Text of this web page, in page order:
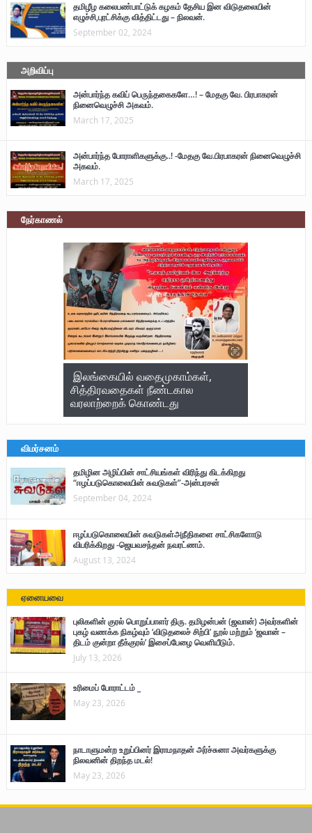
தமிழீழ கலைபண்பாட்டுக் கழகம் தேசிய இன விடுதலையின்
எழுச்சி,புரட்சிக்கு வித்திட்டது – நிலவன்.
September 02, 2024
அறிவிப்பு
அன்பார்ந்த கவிப் பெருந்தகைகளே…! – மேதகு வே. பிரபாகரன்
நினைவெழுச்சி அகவம்.
March 17, 2025
அன்பார்ந்த போராளிகளுக்கு..! -மேதகு வே.பிரபாகரன் நினைவெழுச்சி
அகவம்.
March 17, 2025
நேர்காணல்
இலங்கையில் வதைமுகாம்கள்,
சித்திரவதைகள் நீண்டகால
வரலாற்றைக் கொண்டது
விமர்சனம்
தமிழின அழிப்பின் சாட்சியங்கள் விரிந்து கிடக்கிறது
“ஈழப்படுகொலையின் சுவடுகள்”-அன்பரசன்
September 04, 2024
ஈழப்படுகொலையின் சுவடுகள்அநீதிகளை சாட்சிகளோடு
விபரிக்கிறது -ஜெயவசந்தன் நவரட்ணம்.
August 13, 2024
ஏனையவை
புலிகளின் குரல் பொறுப்பாளர் திரு. தமிழன்பன் (ஜவான்) அவர்களின்
புகழ் வணக்க நிகழ்வும் ‘விடுதலைச் சிற்பி’ நூல் மற்றும் ‘ஜவான் –
திடம் குன்றா தீக்குரல்’ இசைப்பேழை வெளியீடும்.
July 13, 2026
உரிமைப் போராட்டம் _
May 23, 2026
நாடாளுமன்ற உறுப்பினர் இராமநாதன் அர்ச்சுனா அவர்களுக்கு
நிலவனின் திறந்த மடல்!
May 23, 2026